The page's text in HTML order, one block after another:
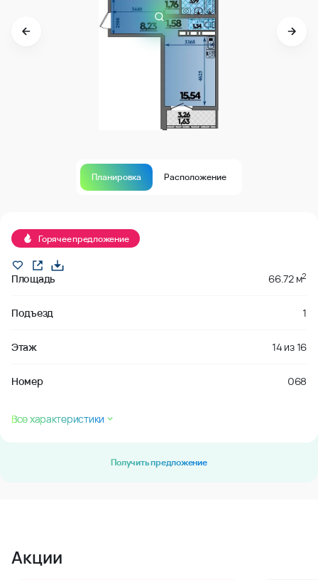
Планировка Расположение
Горячее предложение
Площадь 66.72 м2
Подъезд 1
Этаж 14 из16
Номер 068
Все характеристики
Получить предложение
Акции